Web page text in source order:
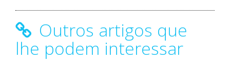
Outros artigos que
lhe podem interessar